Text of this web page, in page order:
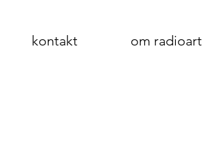
kontakt om radioart